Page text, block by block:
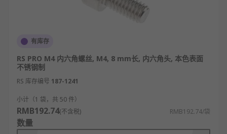
有库存
RS PRO M4 内六角螺丝, M4, 8 mm长, 内六角头, 本色表面
不锈钢制
RS 库存编号 187-1241
小计（1 袋，共 50 件）
RMB192.74(不含税) RMB192.74/袋
数量